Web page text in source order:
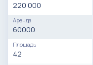
220 000
Аренда
60000
Площадь
42